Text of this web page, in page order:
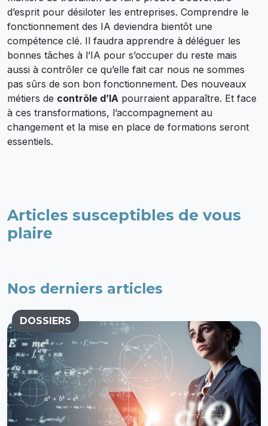
d’esprit pour désiloter les entreprises. Comprendre le
fonctionnement des IA deviendra bientôt une
compétence clé. Il faudra apprendre à déléguer les
bonnes tâches à l’IA pour s’occuper du reste mais
aussi à contrôler ce qu’elle fait car nous ne sommes
pas sûrs de son bon fonctionnement. Des nouveaux
métiers de contrôle d’IA pourraient apparaître. Et face
à ces transformations, l’accompagnement au
changement et la mise en place de formations seront
essentiels.
Articles susceptibles de vous
plaire
Nos derniers articles
DOSSIERS